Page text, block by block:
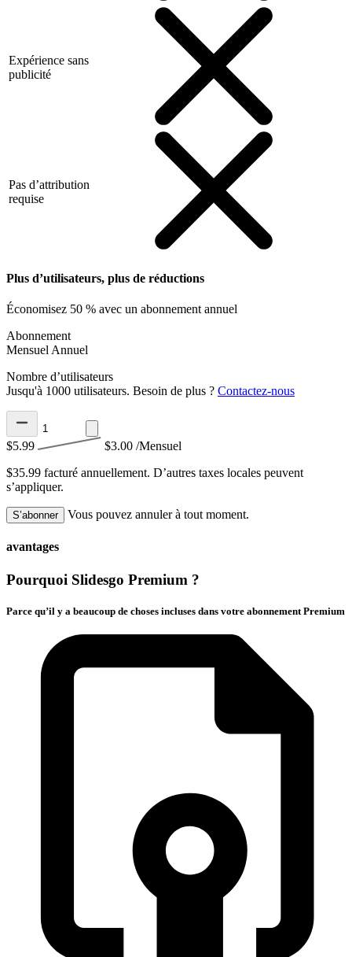
Expérience sans
publicité
Pas d’attribution
requise
Plus d’utilisateurs, plus de réductions
Économisez 50 % avec un abonnement annuel
Abonnement
Mensuel Annuel
Nombre d’utilisateurs
Jusqu'à 1000 utilisateurs. Besoin de plus ? Contactez-nous
$5.99 $3.00 /Mensuel
$35.99 facturé annuellement. D’autres taxes locales peuvent
s’appliquer.
S’abonner Vous pouvez annuler à tout moment.
avantages
Pourquoi Slidesgo Premium ?
Parce qu’il y a beaucoup de choses incluses dans votre abonnement Premium